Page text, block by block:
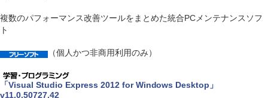
複数のパフォーマンス改善ツールをまとめた統合PCメンテナンスソフ
ト
（個人かつ非商用利用のみ）
「Visual Studio Express 2012 for Windows Desktop」
v11.0.50727.42